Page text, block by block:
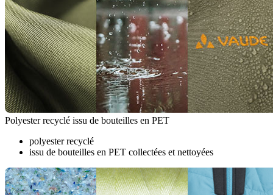
Polyester recyclé issu de bouteilles en PET
polyester recyclé
issu de bouteilles en PET collectées et nettoyées